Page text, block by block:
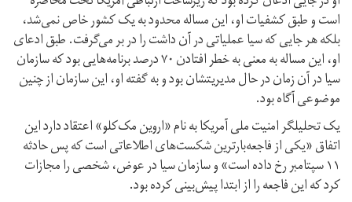
است و طبق کشفیات او، این مساله محدود به یک کشور خاص نمی‌شد،
بلکه هر جایی که سیا عملیاتی در آن داشت را در بر می‌گرفت. طبق ادعای
او، این مساله به معنی به خطر افتادن ۷۰ درصد برنامه‌هایی بود که سازمان
سیا در آن زمان در حال مدیریتشان بود و به گفته او، این سازمان از چنین
موضوعی آگاه بود.
یک تحلیلگر امنیت ملی آمریکا به نام «اروین مک‌کلو» اعتقاد دارد این
اتفاق «یکی از فاجعه‌بارترین شکست‌های اطلاعاتی است که پس حادثه
۱۱ سپتامبر رخ داده است» و سازمان سیا در عوض، شخصی را مجازات
کرد که این فاجعه را از ابتدا پیش‌بینی کرده بود.